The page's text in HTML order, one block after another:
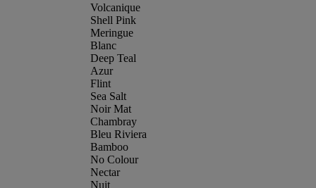
Volcanique
Shell Pink
Meringue
Blanc
Deep Teal
Azur
Flint
Sea Salt
Noir Mat
Chambray
Bleu Riviera
Bamboo
No Colour
Nectar
Nuit